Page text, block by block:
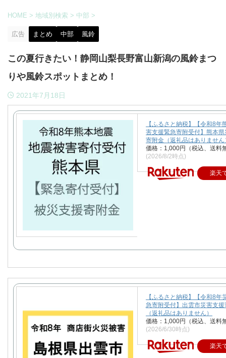
HOME > 地域別検索 > 中部 >
広告 まとめ 中部 風鈴
この夏行きたい！静岡山梨長野富山新潟の風鈴まつ
りや風鈴スポットまとめ！
2021年7月18日
【ふるさと納税】【令和8年
害支援緊急寄附受付】熊本県
寄附金（返礼品はありません
価格：1,000円（税込、送料
(2026/8/2時点)
楽天
【ふるさと納税】【令和8年
急寄附受付】出雲市災害支援
（返礼品はありません）
価格：1,000円（税込、送料
(2026/6/30時点)
楽天